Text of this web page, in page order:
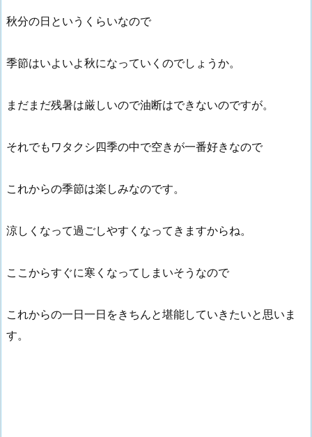
秋分の日というくらいなので
季節はいよいよ秋になっていくのでしょうか。
まだまだ残暑は厳しいので油断はできないのですが。
それでもワタクシ四季の中で空きが一番好きなので
これからの季節は楽しみなのです。
涼しくなって過ごしやすくなってきますからね。
ここからすぐに寒くなってしまいそうなので
これからの一日一日をきちんと堪能していきたいと思いま
す。